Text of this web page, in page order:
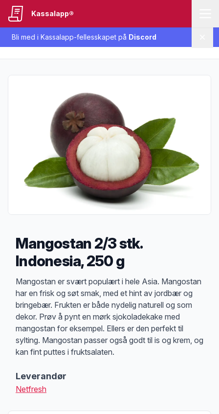
Bli med i Kassalapp-fellesskapet på Discord
Kassalapp®
Mangostan 2/3 stk.
Indonesia, 250 g
Produktbeskrivelse
Mangostan er svært populært i hele Asia. Mangostan
har en frisk og søt smak, med et hint av jordbær og
bringebær. Frukten er både nydelig naturell og som
dekor. Prøv å pynt en mørk sjokoladekake med
mangostan for eksempel. Ellers er den perfekt til
sylting. Mangostan passer også godt til is og krem, og
kan fint puttes i fruktsalaten.
Leverandør
Netfresh